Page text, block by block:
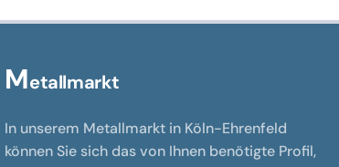
Metallmarkt
In unserem Metallmarkt in Köln-Ehrenfeld
können Sie sich das von Ihnen benötigte Profil,